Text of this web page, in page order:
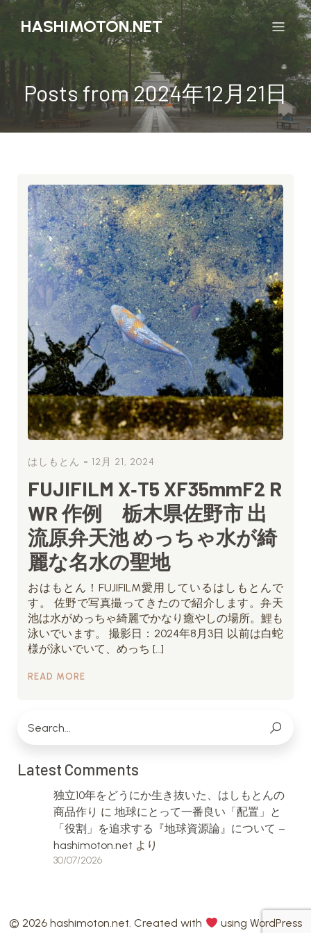
HASHIMOTON.NET
Posts from 2024年12月21日
はしもとん - 12月 21, 2024
FUJIFILM X‐T5 XF35mmF2 R
WR 作例 栃木県佐野市 出
流原弁天池 めっちゃ水が綺
麗な名水の聖地
おはもとん！FUJIFILM愛用しているはしもとんで
す。 佐野で写真撮ってきたので紹介します。弁天
池は水がめっちゃ綺麗でかなり癒やしの場所。鯉も
泳いでいます。 撮影日：2024年8月3日 以前は白蛇
様が泳いでいて、めっち […]
READ MORE
Latest Comments
独立10年をどうにか生き抜いた、はしもとんの
商品作り に 地球にとって一番良い「配置」と
「役割」を追求する『地球資源論』について –
hashimoton.net より
30/07/2026
© 2026 hashimoton.net. Created with
using WordPress